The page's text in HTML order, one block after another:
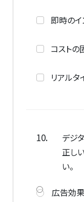
即時のイ
コストの
リアルタ
10.
デジ
正し
い。
広告効